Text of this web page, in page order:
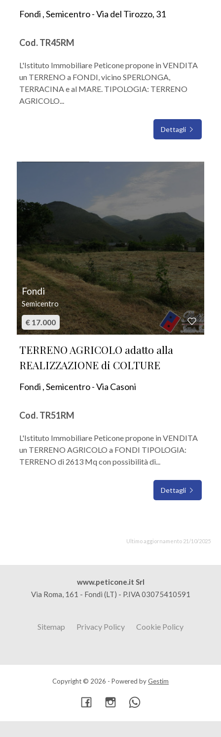
Fondi , Semicentro - Via del Tirozzo, 31
Cod. TR45RM
L'Istituto Immobiliare Peticone propone in VENDITA
un TERRENO a FONDI, vicino SPERLONGA,
TERRACINA e al MARE. TIPOLOGIA: TERRENO
AGRICOLO...
Dettagli
Fondi
Semicentro
€ 17.000
TERRENO AGRICOLO adatto alla
REALIZZAZIONE di COLTURE
Fondi , Semicentro - Via Casoni
Cod. TR51RM
L'Istituto Immobiliare Peticone propone in VENDITA
un TERRENO AGRICOLO a FONDI TIPOLOGIA:
TERRENO di 2613 Mq con possibilità di...
Dettagli
Ultimo aggiornamento 21/10/2025
www.peticone.it Srl
Via Roma, 161 - Fondi (LT) - P.IVA 03075410591
Sitemap Privacy Policy Cookie Policy
Copyright © 2026 - Powered byGestim